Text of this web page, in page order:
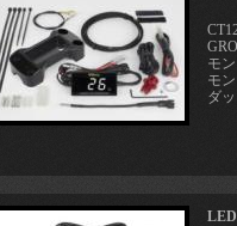
モ
モ
ダ